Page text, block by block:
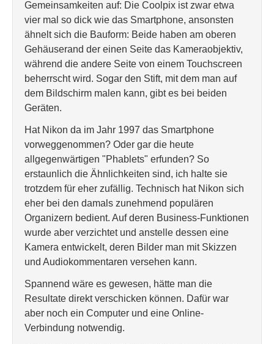
Gemeinsamkeiten auf: Die Coolpix ist zwar etwa
vier mal so dick wie das Smartphone, ansonsten
ähnelt sich die Bauform: Beide haben am oberen
Gehäuserand der einen Seite das Kameraobjektiv,
während die andere Seite von einem Touchscreen
beherrscht wird. Sogar den Stift, mit dem man auf
dem Bildschirm malen kann, gibt es bei beiden
Geräten.
Hat Nikon da im Jahr 1997 das Smartphone
vorweggenommen? Oder gar die heute
allgegenwärtigen "Phablets" erfunden? So
erstaunlich die Ähnlichkeiten sind, ich halte sie
trotzdem für eher zufällig. Technisch hat Nikon sich
eher bei den damals zunehmend populären
Organizern bedient. Auf deren Business-Funktionen
wurde aber verzichtet und anstelle dessen eine
Kamera entwickelt, deren Bilder man mit Skizzen
und Audiokommentaren versehen kann.
Spannend wäre es gewesen, hätte man die
Resultate direkt verschicken können. Dafür war
aber noch ein Computer und eine Online-
Verbindung notwendig.